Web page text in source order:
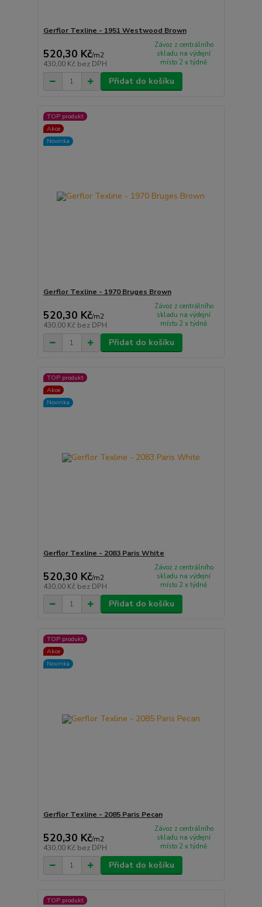
Gerflor Texline - 1951 Westwood Brown
520,30 Kč/m2
430,00 Kč bez DPH
Závoz z centrálního
skladu na výdejní
místo 2 x týdně
Přidat do košíku
TOP produkt
Akce
Novinka
Gerflor Texline - 1970 Bruges Brown
520,30 Kč/m2
430,00 Kč bez DPH
Závoz z centrálního
skladu na výdejní
místo 2 x týdně
Přidat do košíku
TOP produkt
Akce
Novinka
Gerflor Texline - 2083 Paris White
520,30 Kč/m2
430,00 Kč bez DPH
Závoz z centrálního
skladu na výdejní
místo 2 x týdně
Přidat do košíku
TOP produkt
Akce
Novinka
Gerflor Texline - 2085 Paris Pecan
520,30 Kč/m2
430,00 Kč bez DPH
Závoz z centrálního
skladu na výdejní
místo 2 x týdně
Přidat do košíku
TOP produkt